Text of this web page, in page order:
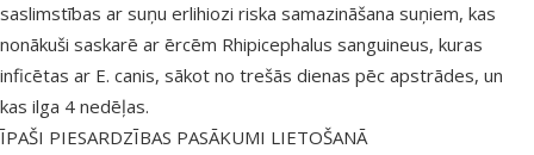
saslimstības ar suņu erlihiozi riska samazināšana suņiem, kas
nonākuši saskarē ar ērcēm Rhipicephalus sanguineus, kuras
inficētas ar E. canis, sākot no trešās dienas pēc apstrādes, un
kas ilga 4 nedēļas.
ĪPAŠI PIESARDZĪBAS PASĀKUMI LIETOŠANĀ